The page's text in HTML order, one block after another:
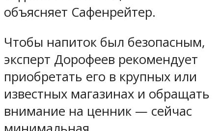
объясняет Сафенрейтер.
Чтобы напиток был безопасным,
эксперт Дорофеев рекомендует
приобретать его в крупных или
известных магазинах и обращать
внимание на ценник — сейчас